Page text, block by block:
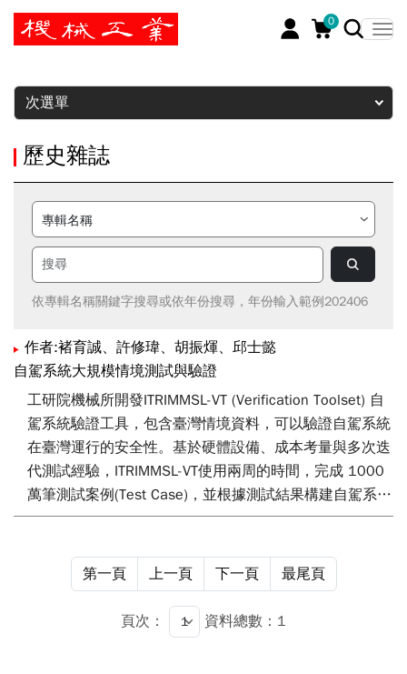
0
暫停
次選單
歷史雜誌
依專輯名稱關鍵字搜尋或依年份搜尋，年份輸入範例202406
作者:褚育誠、許修瑋、胡振煇、邱士懿
自駕系統大規模情境測試與驗證
工研院機械所開發ITRIMMSL-VT (Verification Toolset) 自
駕系統驗證工具，包含臺灣情境資料，可以驗證自駕系統
在臺灣運行的安全性。基於硬體設備、成本考量與多次迭
代測試經驗，ITRIMMSL-VT使用兩周的時間，完成 1000
萬筆測試案例(Test Case)，並根據測試結果構建自駕系統
的操作設計域 (Operational Design Domains, ODDs)，可
證工具的測試情境覆蓋範圍，我們建置臺灣情境資料庫，
涵蓋高密度機車流及汽機車混合交通情境，彌補現有開源
資料集的不足。此外，藉由 ISO 34502 安全評估框架，
識別安全關鍵情境(Safety Critical Scenarios)，並分析臺
第一頁 上一頁 下一頁 最尾頁
頁次： 資料總數：1